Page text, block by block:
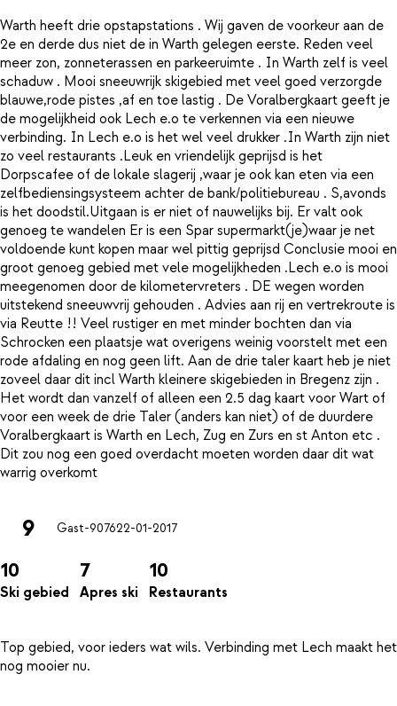
Warth heeft drie opstapstations . Wij gaven de voorkeur aan de
2e en derde dus niet de in Warth gelegen eerste. Reden veel
meer zon, zonneterassen en parkeeruimte . In Warth zelf is veel
schaduw . Mooi sneeuwrijk skigebied met veel goed verzorgde
blauwe,rode pistes ,af en toe lastig . De Voralbergkaart geeft je
de mogelijkheid ook Lech e.o te verkennen via een nieuwe
verbinding. In Lech e.o is het wel veel drukker .In Warth zijn niet
zo veel restaurants .Leuk en vriendelijk geprijsd is het
Dorpscafee of de lokale slagerij ,waar je ook kan eten via een
zelfbediensingsysteem achter de bank/politiebureau . S,avonds
is het doodstil.Uitgaan is er niet of nauwelijks bij. Er valt ook
genoeg te wandelen Er is een Spar supermarkt(je)waar je net
voldoende kunt kopen maar wel pittig geprijsd Conclusie mooi en
groot genoeg gebied met vele mogelijkheden .Lech e.o is mooi
meegenomen door de kilometervreters . DE wegen worden
uitstekend sneeuwvrij gehouden . Advies aan rij en vertrekroute is
via Reutte !! Veel rustiger en met minder bochten dan via
Schrocken een plaatsje wat overigens weinig voorstelt met een
rode afdaling en nog geen lift. Aan de drie taler kaart heb je niet
zoveel daar dit incl Warth kleinere skigebieden in Bregenz zijn .
Het wordt dan vanzelf of alleen een 2.5 dag kaart voor Wart of
voor een week de drie Taler (anders kan niet) of de duurdere
Voralbergkaart is Warth en Lech, Zug en Zurs en st Anton etc .
Dit zou nog een goed overdacht moeten worden daar dit wat
9 Gast-907622-01-2017
10
Ski gebied
7
Apres ski
10
Restaurants
Top gebied, voor ieders wat wils. Verbinding met Lech maakt het